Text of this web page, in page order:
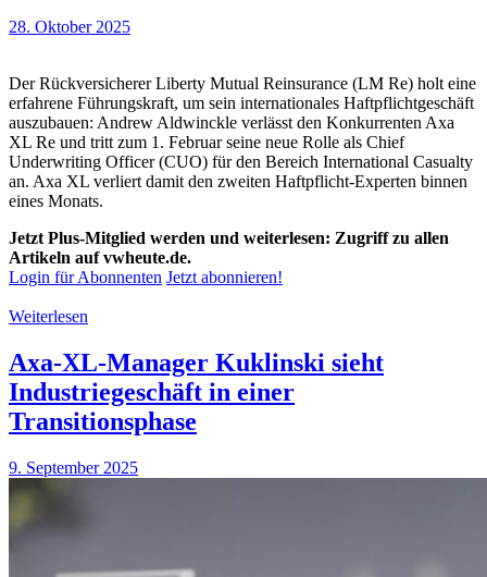
28. Oktober 2025
Der Rückversicherer Liberty Mutual Reinsurance (LM Re) holt eine
erfahrene Führungskraft, um sein internationales Haftpflichtgeschäft
auszubauen: Andrew Aldwinckle verlässt den Konkurrenten Axa
XL Re und tritt zum 1. Februar seine neue Rolle als Chief
Underwriting Officer (CUO) für den Bereich International Casualty
an. Axa XL verliert damit den zweiten Haftpflicht-Experten binnen
eines Monats.
Jetzt Plus-Mitglied werden und weiterlesen: Zugriff zu allen
Artikeln auf vwheute.de.
Login für Abonnenten Jetzt abonnieren!
Weiterlesen
Axa-XL-Manager Kuklinski sieht
Industriegeschäft in einer
Transitionsphase
9. September 2025